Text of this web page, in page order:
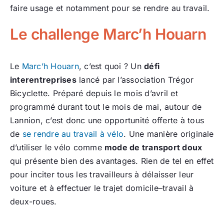
faire usage et notamment pour se rendre au travail.
Le challenge Marc’h Houarn
Le Marc’h Houarn, c’est quoi ? Undéfi
interentrepriseslancé par l’association Trégor
Bicyclette. Préparé depuis le mois d’avril et
programmé durant tout le mois de mai, autour de
Lannion, c’est donc une opportunité offerte à tous
de se rendre au travail à vélo. Une manière originale
d’utiliser le vélo comme mode de transport doux
qui présente bien des avantages. Rien de tel en effet
pour inciter tous les travailleurs à délaisser leur
voiture et à effectuer le trajet domicile–travail à
deux-roues.